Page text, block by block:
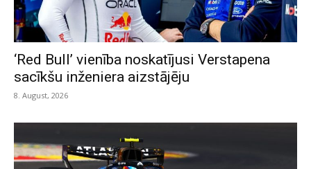
‘Red Bull’ vienība noskatījusi Verstapena
sacīkšu inženiera aizstājēju
8. August, 2026